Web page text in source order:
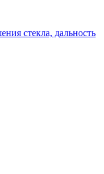
стекла, дальность